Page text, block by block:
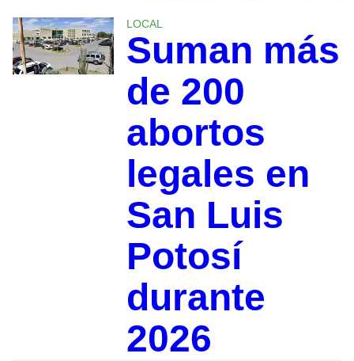
LOCAL
Suman más
de 200
abortos
legales en
San Luis
Potosí
durante
2026